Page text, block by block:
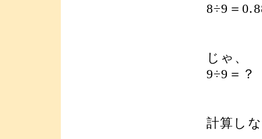
8÷9＝
じゃ、
9÷9＝？
計算し